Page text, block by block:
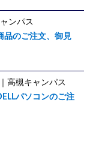
ンパス
品のご注文、御見
高槻キャンパス
パソコンのご注